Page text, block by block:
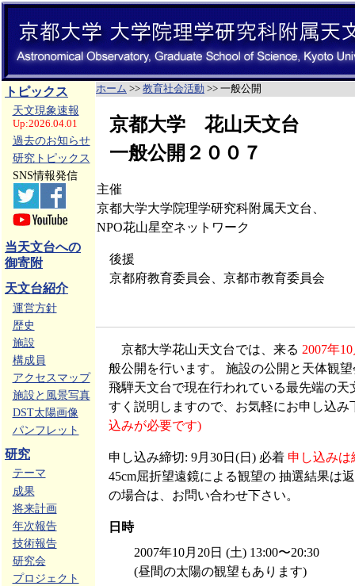
トピックス
天文現象速報
Up:2026.04.01
過去のお知らせ
研究トピックス
SNS情報発信
当天文台への
御寄附
天文台紹介
運営方針
歴史
施設
構成員
アクセスマップ
施設と風景写真
DST太陽画像
パンフレット
研究
テーマ
成果
将来計画
年次報告
技術報告
研究会
プロジェクト
ホーム >> 教育社会活動 >> 一般公開
京都大学 花山天文台
一般公開２００７
主催
京都大学大学院理学研究科附属天文台、
NPO花山星空ネットワーク
後援
京都府教育委員会、京都市教育委員会
京都大学花山天文台では、来る 2007年
般公開を行います。 施設の公開と天体観
飛騨天文台で現在行われている最先端の天
すく説明しますので、お気軽にお申し込
込みが必要です)
申し込み締切: 9月30日(日) 必着 申し込みは
45cm屈折望遠鏡による観望の 抽選結果は
の場合は、お問い合わせ下さい。
日時
2007年10月20日 (土) 13:00〜20:30
(昼間の太陽の観望もあります)